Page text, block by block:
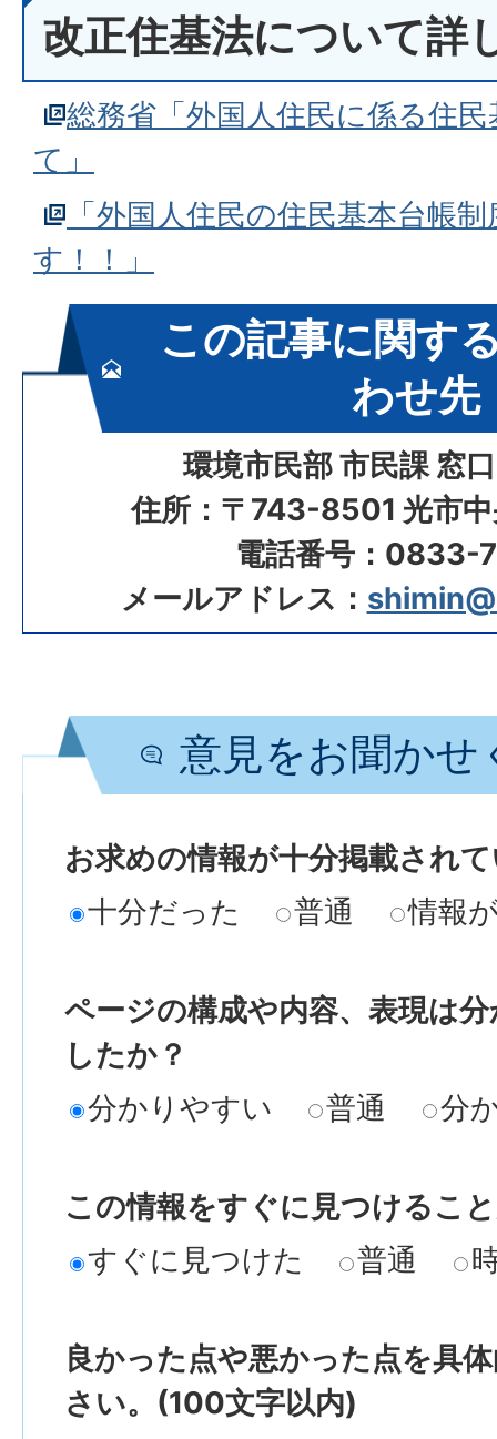
改正住基法について詳
総務省「外国人住民に係る住
て」
「外国人住民の住民基本台帳
す！！」
この記事に関す
わせ先
環境市民部 市民課 窓
住所：〒743-8501 光市中
電話番号：0833-
メールアドレス：
意見をお聞かせ
お求めの情報が十分掲載され
十分だった
普通 情報
ページの構成や内容、表現は
したか？
分かりやすい
普通 分
この情報をすぐに見つけるこ
すぐに見つけた
普通
良かった点や悪かった点を具
さい。(100文字以内)